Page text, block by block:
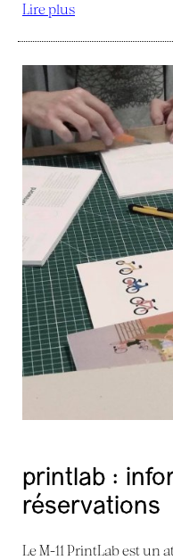
Lire plus
printlab :
réservations
Le M-11 PrintLab est un